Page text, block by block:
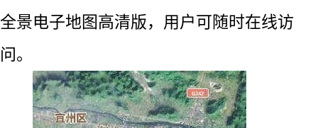
全景电子地图高清版，用户可随时在线访
问。